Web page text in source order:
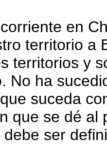
en
territorio a
territorios y
No ha
suceda
que se dé al
ser